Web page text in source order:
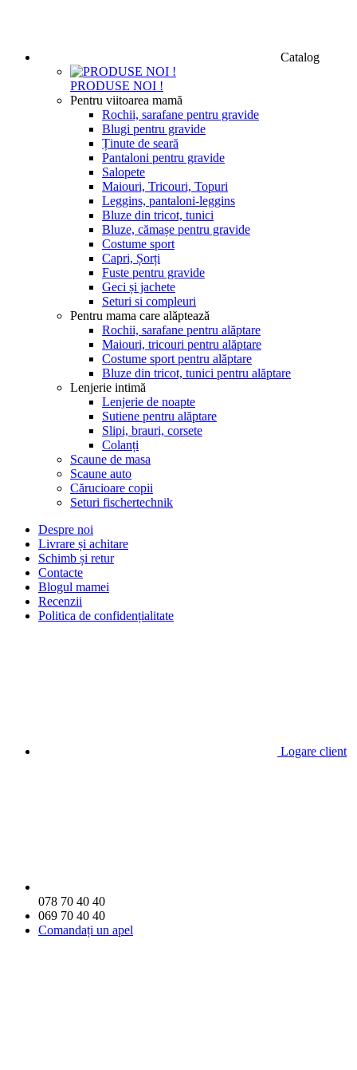
Catalog
PRODUSE NOI !
Pentru viitoarea mamă
Rochii, sarafane pentru gravide
Blugi pentru gravide
Ținute de seară
Pantaloni pentru gravide
Salopete
Maiouri, Tricouri, Topuri
Leggins, pantaloni-leggins
Bluze din tricot, tunici
Bluze, cămașe pentru gravide
Costume sport
Capri, Șorți
Fuste pentru gravide
Geci și jachete
Seturi si compleuri
Pentru mama care alăptează
Rochii, sarafane pentru alăptare
Maiouri, tricouri pentru alăptare
Costume sport pentru alăptare
Bluze din tricot, tunici pentru alăptare
Lenjerie intimă
Lenjerie de noapte
Sutiene pentru alăptare
Slipi, brauri, corsete
Colanți
Scaune de masa
Scaune auto
Cărucioare copii
Seturi fischertechnik
Despre noi
Livrare și achitare
Schimb și retur
Contacte
Blogul mamei
Recenzii
Politica de confidențialitate
Logare client
078 70 40 40
069 70 40 40
Comandați un apel